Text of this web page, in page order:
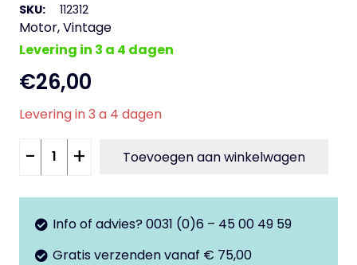
SKU: 112312
Motor,Vintage
Levering in 3 a 4 dagen
€26,00
Levering in 3 a 4 dagen
Olieplug
PK50
automaat
aantal
- + Toevoegen aan winkelwagen
Info of advies? 0031 (0)6 – 45 00 49 59
Gratis verzenden vanaf € 75,00